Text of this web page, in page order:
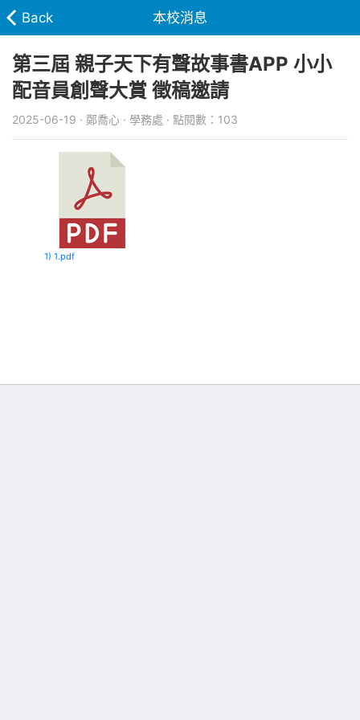
Back 本校消息
第三屆 親子天下有聲故事書APP 小小
配音員創聲大賞 徵稿邀請
2025-06-19 · 鄭喬心 · 學務處 · 點閱數：103
1) 1.pdf